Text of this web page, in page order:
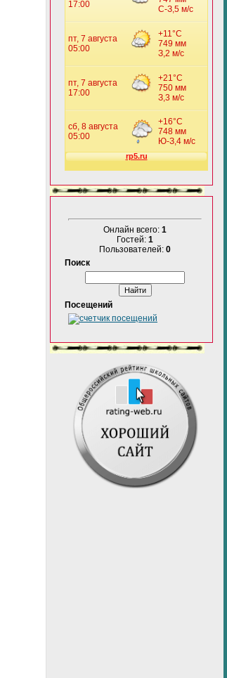
Онлайн всего: 1
Гостей: 1
Пользователей: 0
Поиск
Посещений